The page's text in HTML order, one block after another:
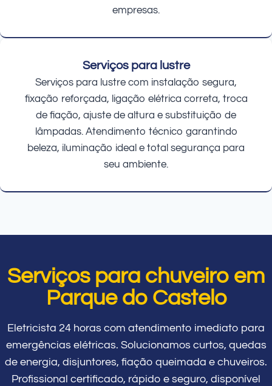
empresas.
Serviços para lustre
Serviços para lustre com instalação segura,
fixação reforçada, ligação elétrica correta, troca
de fiação, ajuste de altura e substituição de
lâmpadas. Atendimento técnico garantindo
beleza, iluminação ideal e total segurança para
seu ambiente.
Serviços para chuveiro em
Parque do Castelo
Eletricista 24 horas com atendimento imediato para
emergências elétricas. Solucionamos curtos, quedas
de energia, disjuntores, fiação queimada e chuveiros.
Profissional certificado, rápido e seguro, disponível